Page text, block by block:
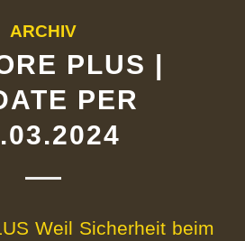
ARCHIV
PLUS |
PER